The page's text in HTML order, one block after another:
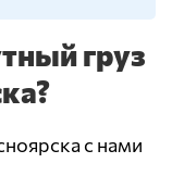
груз
с нами